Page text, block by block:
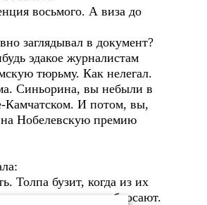
восьмого. А виза до
заглядывал в документ?
эдакое журналистам
тюрьму. Как нелегал.
Синьорина, вы небыли в
Камчатском. И потом, вы,
Нобелевскую премию
Толпа бузит, когда из их
в тюрьму бросают.